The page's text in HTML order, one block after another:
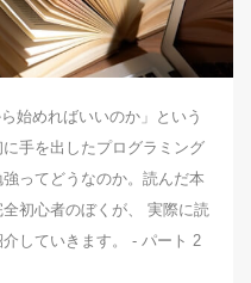
始めればいいのか」という
手を出したプログラミング
ってどうなのか。読んだ本
初心者のぼくが、 実際に読
していきます。 - パート 2